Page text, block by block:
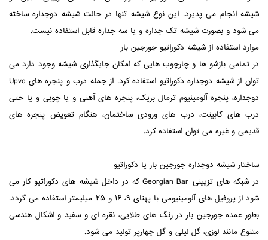
شیشه انجام می پذیرد. این نوع شیشه تنها در حالت شیشه دوجداره ساخته
می شود و بصورت شیشه تک جداره و یا سه جداره قابل استفاده نیست.
موارد استفاده از شیشه دکوراتیو جورجین بار
در تمامی بازشو ها و چارچوب هایی که امکان جایگذاری شیشه وجود دارد می
توان از شیشه دوجداره دکوراتیو استفاده کرد. از جمله درب و پنجره های Upvc
دوجداره، پنجره آلومینیوم ترمال بریک، پنجره های آهنی و یا چوبی و یا حتی
درب های کابینت، درب های ورودی ساختمان، هنگام تعویض پنجره های
قدیمی و غیره می توان استفاده کرد.
ساختار شیشه دوجداره جورجین بار یا دکوراتیو
در شبکه های تزیینی Georgian Bar که در داخل شیشه های دکوراتیو کار می
شود از پروفیل های آلومینیومی با پهنای ۹، ۱۶ و ۲۵ میلیمتر استفاده می گردد.
بطور عمده جورجین بار در رنگ های طلایی، نقره ای و سفید و اشکال هندسی
متنوع مانند لوزی، گل لیلی و گل چهارپر تولید می شود.